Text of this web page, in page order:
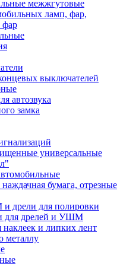
межжгутовые
ламп, фар,
фар
выключателей
автозвука
замка
универсальные
бумага, отрезные
дрели для полировки
для дрелей и УШМ
наклеек и липких лент
металлу